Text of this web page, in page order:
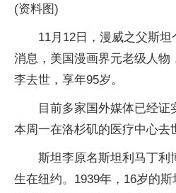
(资料图)
11月12日，漫威之父斯
消息，美国漫画界元老级人物
李去世，享年95岁。
目前多家国外媒体已经
本周一在洛杉矶的医疗中心去
斯坦李原名斯坦利马丁利
生在纽约。1939年，16岁的